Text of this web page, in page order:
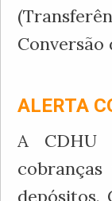
Conversão
ALERTA
A CDHU
depósitos.